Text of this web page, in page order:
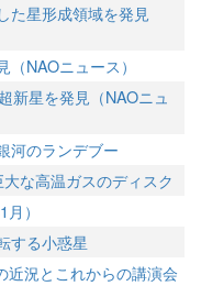
た星形成領域を発見
NAOニュース）
新星を発見（NAOニュ
河のランデブー
な高温ガスのディスク
）
する小惑星
近況とこれからの講演会